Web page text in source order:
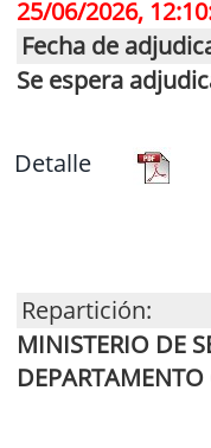
25/06/2026,
Fecha de
Se espera
Detalle
Repartición:
MINISTERIO DE